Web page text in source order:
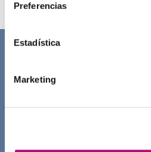
Preferencias
Estadística
Marketing